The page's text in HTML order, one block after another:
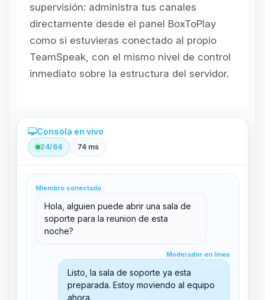
supervisión: administra tus canales
directamente desde el panel BoxToPlay
como si estuvieras conectado al propio
TeamSpeak, con el mismo nivel de control
inmediato sobre la estructura del servidor.
Consola en vivo
24/64 74 ms
Miembro conectado
Hola, alguien puede abrir una sala de
soporte para la reunion de esta
noche?
Moderador en línea
Listo, la sala de soporte ya esta
preparada. Estoy moviendo al equipo
ahora.
support@boxtoplay.com
Sala principal